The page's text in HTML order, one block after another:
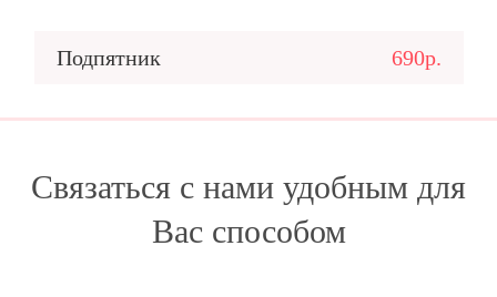
Подпятник 690р.
Связаться с нами удобным для
Вас способом